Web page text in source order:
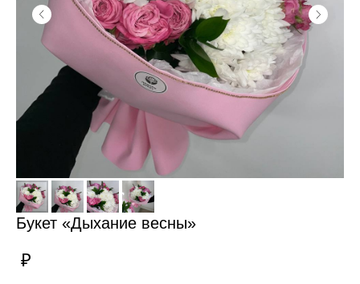
Букет «Дыхание весны»
₽